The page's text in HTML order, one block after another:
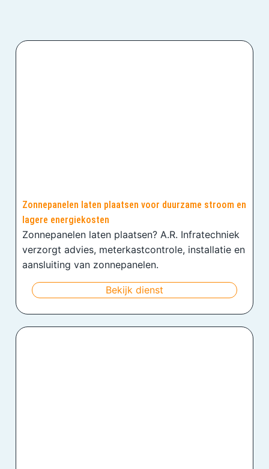
Zonnepanelen laten plaatsen voor duurzame stroom en
lagere energiekosten
Zonnepanelen laten plaatsen? A.R. Infratechniek
verzorgt advies, meterkastcontrole, installatie en
aansluiting van zonnepanelen.
Bekijk dienst